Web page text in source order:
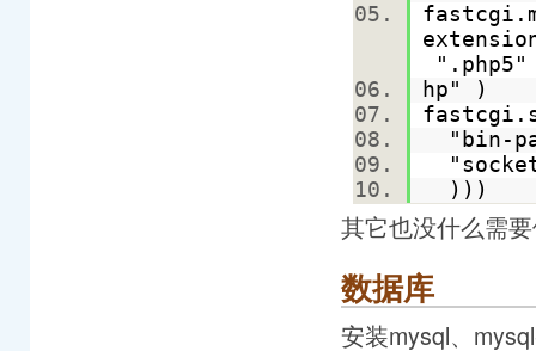
hp" )
"bin-
)))
其它也没什么需
数据库
安装mysql、